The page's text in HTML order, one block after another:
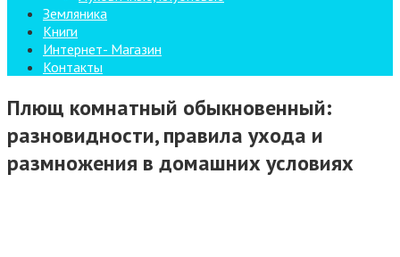
Земляника
Книги
Интернет- Магазин
Контакты
Плющ комнатный обыкновенный:
разновидности, правила ухода и
размножения в домашних условиях